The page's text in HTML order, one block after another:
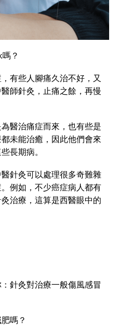
？
有些人腳痛久治不好，又
師針灸，止痛之餘，再慢
醫治痛症而來，也有些是
未能治癒，因此他們會來
長期病。
針灸可以處理很多奇難雜
例如，不少癌症病人都有
治療，這算是西醫眼中的
針灸對治療一般傷風感冒
嗎？